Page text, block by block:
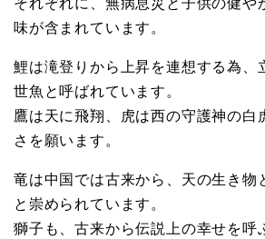
味が含まれています。
鯉は滝登りから上昇を連想する為、
世魚と呼ばれています。
鷹は天に飛翔、虎は西の守護神の白
さを願います。
竜は中国では古来から、天の生き物
と崇められています。
獅子も、古来から伝説上の幸せを呼